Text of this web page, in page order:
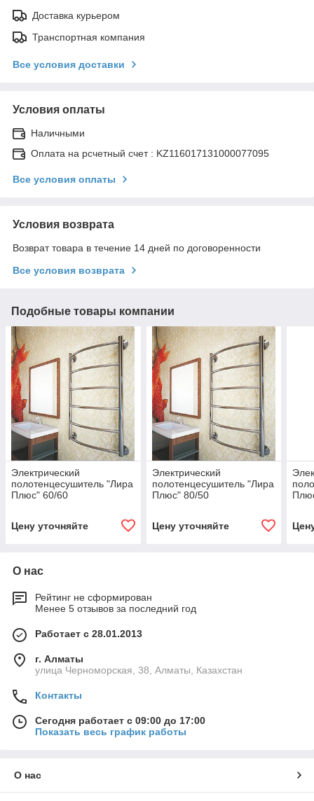
Доставка курьером
Транспортная компания
Все условия доставки
Условия оплаты
Наличными
Оплата на рсчетный счет : KZ116017131000077095
Все условия оплаты
Условия возврата
Возврат товара в течение 14 дней по договоренности
Все условия возврата
Подобные товары компании
Электрический
полотенцесушитель "Лира
Плюс" 60/60
Цену уточняйте
Электрический
полотенцесушитель "Лира
Плюс" 80/50
Цену уточняйте
О нас
Рейтинг не сформирован
Менее 5 отзывов за последний год
Работает с 28.01.2013
г. Алматы
улица Черноморская, 38, Алматы, Казахстан
Контакты
Сегодня работает с 09:00 до 17:00
Показать весь график работы
О нас